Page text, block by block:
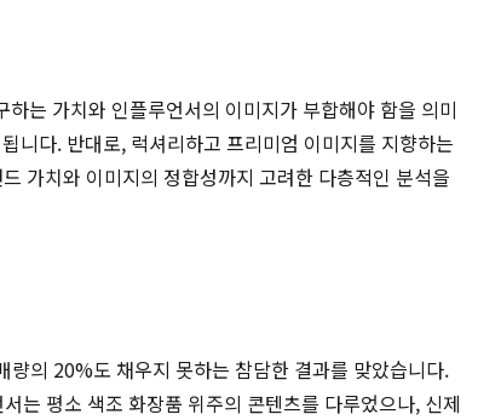
는 가치와 인플루언서의 이미지가 부합해야 함을 의미
니다. 반대로, 럭셔리하고 프리미엄 이미지를 지향하는
가치와 이미지의 정합성까지 고려한 다층적인 분석을
의 20%도 채우지 못하는 참담한 결과를 맞았습니다.
는 평소 색조 화장품 위주의 콘텐츠를 다루었으나, 신제